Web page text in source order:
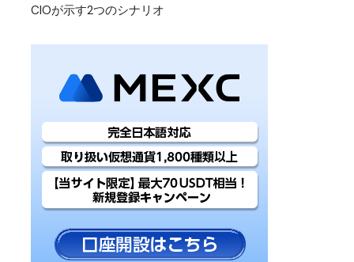
CIOが示す2つのシナリオ